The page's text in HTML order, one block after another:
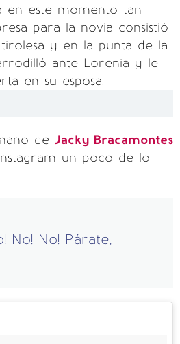
en este momento tan
para la novia consistió
y en la punta de la
ante Lorenia y le
en su esposa.
de Jacky Bracamontes
un poco de lo
No! No! Párate,